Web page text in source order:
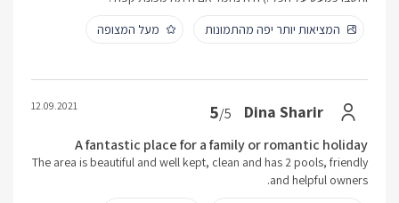
המציאות יותר יפה מהתמונות
מעל המצופה
Dina Sharir
5/5
12.09.2021
A fantastic place for a family or romantic holiday
The area is beautiful and well kept, clean and has 2 pools, friendly
and helpful owners.